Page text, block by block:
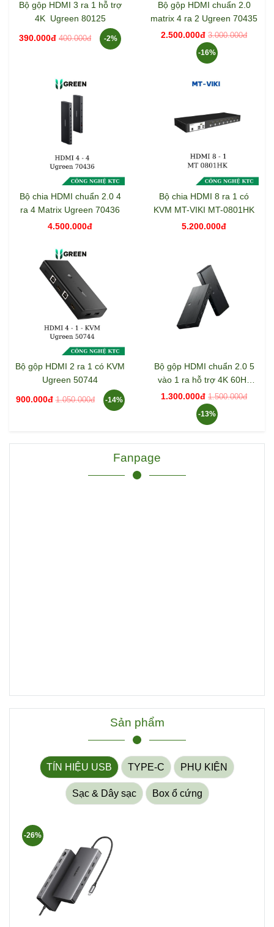
Bộ gộp HDMI 3 ra 1 hỗ trợ
4K Ugreen 80125
390.000đ 400.000đ -2%
Bộ gộp HDMI chuẩn 2.0
matrix 4 ra 2 Ugreen 70435
2.500.000đ 3.000.000đ
-16%
Bộ chia HDMI chuẩn 2.0 4
ra 4 Matrix Ugreen 70436
4.500.000đ
Bộ chia HDMI 8 ra 1 có
KVM MT-VIKI MT-0801HK
5.200.000đ
Bộ gộp HDMI 2 ra 1 có KVM
Ugreen 50744
900.000đ 1.050.000đ -14%
Bộ gộp HDMI chuẩn 2.0 5
vào 1 ra hỗ trợ 4K 60Hz
Ugreen 50710
1.300.000đ 1.500.000đ
-13%
Fanpage
Sản phẩm
TÍN HIỆU USB TYPE-C PHỤ KIỆN
Sạc & Dây sạc Box ổ cứng
-26%